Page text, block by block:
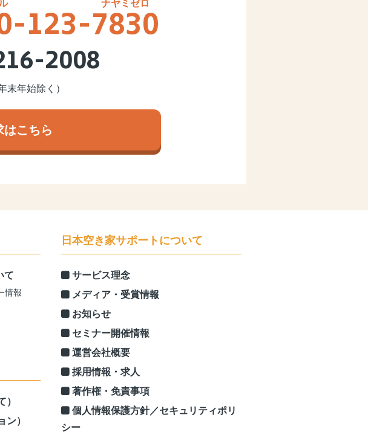
-123-7830
2008
末年始除く）
はこちら
て
情報
）
ン）
日本空き家サポートについて
サービス理念
メディア・受賞情報
お知らせ
セミナー開催情報
運営会社概要
採用情報・求人
著作権・免責事項
個人情報保護方針／セキュリティポリ
シー